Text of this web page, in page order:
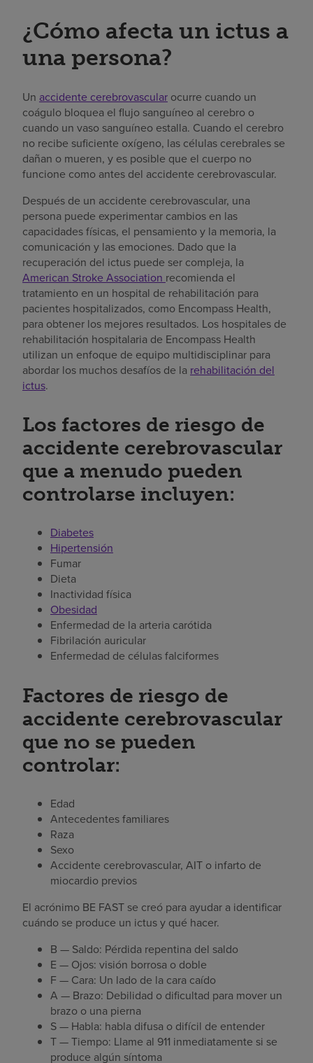
¿Cómo afecta un ictus a
una persona?
Un accidente cerebrovascular ocurre cuando un
coágulo bloquea el flujo sanguíneo al cerebro o
cuando un vaso sanguíneo estalla. Cuando el cerebro
no recibe suficiente oxígeno, las células cerebrales se
dañan o mueren, y es posible que el cuerpo no
funcione como antes del accidente cerebrovascular.
Después de un accidente cerebrovascular, una
persona puede experimentar cambios en las
capacidades físicas, el pensamiento y la memoria, la
comunicación y las emociones. Dado que la
recuperación del ictus puede ser compleja, la
American Stroke Association recomienda el
tratamiento en un hospital de rehabilitación para
pacientes hospitalizados, como Encompass Health,
para obtener los mejores resultados. Los hospitales de
rehabilitación hospitalaria de Encompass Health
utilizan un enfoque de equipo multidisciplinar para
abordar los muchos desafíos de la rehabilitación del
ictus.
Los factores de riesgo de
accidente cerebrovascular
que a menudo pueden
controlarse incluyen:
Diabetes
Hipertensión
Fumar
Dieta
Inactividad física
Obesidad
Enfermedad de la arteria carótida
Fibrilación auricular
Enfermedad de células falciformes
Factores de riesgo de
accidente cerebrovascular
que no se pueden
controlar:
Edad
Antecedentes familiares
Raza
Sexo
Accidente cerebrovascular, AIT o infarto de
miocardio previos
El acrónimo BE FAST se creó para ayudar a identificar
cuándo se produce un ictus y qué hacer.
B — Saldo: Pérdida repentina del saldo
E — Ojos: visión borrosa o doble
F — Cara: Un lado de la cara caído
A — Brazo: Debilidad o dificultad para mover un
brazo o una pierna
S — Habla: habla difusa o difícil de entender
T — Tiempo: Llame al 911 inmediatamente si se
produce algún síntoma